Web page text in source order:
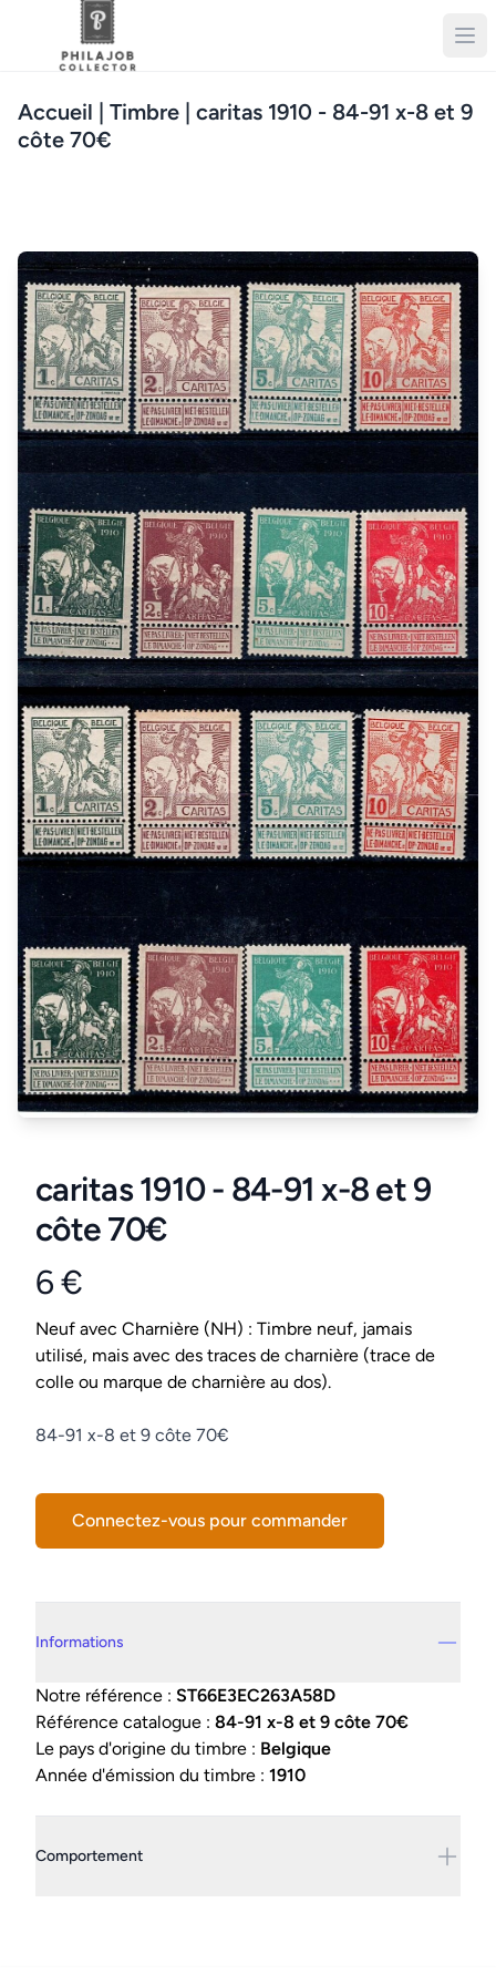
Accueil | Timbre | caritas 1910 - 84-91 x-8 et 9
côte 70€
caritas 1910 - 84-91 x-8 et 9
côte 70€
Product information
6 €
Conditions
Neuf avec Charnière (NH) : Timbre neuf, jamais
utilisé, mais avec des traces de charnière (trace de
colle ou marque de charnière au dos).
Description
84-91 x-8 et 9 côte 70€
Connectez-vous pour commander
Informations
Notre référence : ST66E3EC263A58D
Référence catalogue : 84-91 x-8 et 9 côte 70€
Le pays d'origine du timbre : Belgique
Année d'émission du timbre : 1910
Comportement